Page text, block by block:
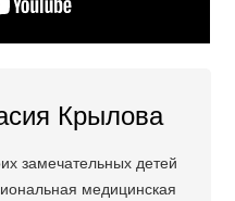
Крылова
замечательных детей
медицинская